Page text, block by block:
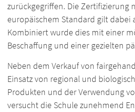
zurückgegriffen. Die Zertifizierung
europäischem Standard gilt dabei
Kombiniert wurde dies mit einer
Beschaffung und einer gezielten
Neben dem Verkauf von
Einsatz von regional und
Produkten und der Verwendung
versucht die Schule zunehmend